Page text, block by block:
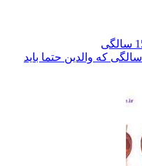
مراقبت های بعد از واکسن ۱۵ سالگی که والدین حتما باید